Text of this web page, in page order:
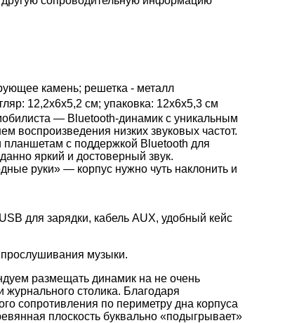
камень; решетка - металл
12,2х6х5,2 см; упаковка: 12х6х5,3 см
— Bluetooth-динамик c уникальным
воспроизведения низких звуковых частот.
с поддержкой Bluetooth для
яркий и достоверный звук.
руки» — корпус нужно чуть наклонить и
для зарядки, кабель AUX, удобный кейс
музыки.
размещать динамик на не очень
столика. Благодаря
сопротивления по периметру дна корпуса
плоскость буквально «подыгрывает»